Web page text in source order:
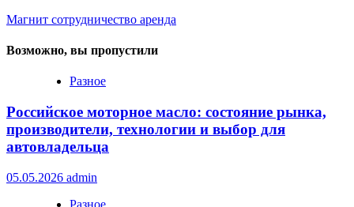
Магнит сотрудничество аренда
Возможно, вы пропустили
Разное
Российское моторное масло: состояние рынка,
производители, технологии и выбор для
автовладельца
05.05.2026 admin
Разное